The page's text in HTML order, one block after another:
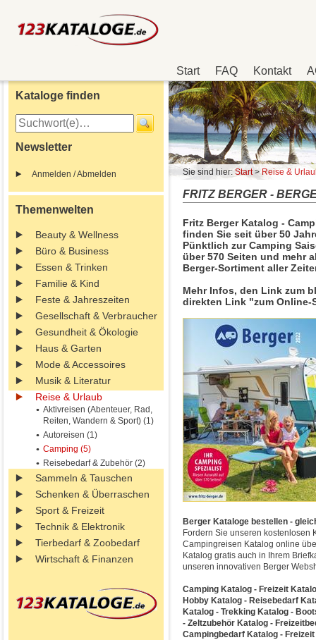
Start FAQ Kontakt
Kataloge finden
Newsletter
Anmelden / Abmelden
Themenwelten
Beauty & Wellness
Büro & Business
Essen & Trinken
Familie & Kind
Feste & Jahreszeiten
Gesellschaft & Verbraucher
Gesundheit & Ökologie
Haus & Garten
Mode & Accessoires
Musik & Literatur
Reise & Urlaub
Aktivreisen (Abenteuer, Rad,
Reiten, Wandern & Sport) (1)
Autoreisen (1)
Camping (5)
Reisebedarf & Zubehör (2)
Sammeln & Tauschen
Schenken & Überraschen
Sport & Freizeit
Technik & Elektronik
Tierbedarf & Zoobedarf
Wirtschaft & Finanzen
Sie sind hier: Start>Reise &
FRITZ BERGER -
Fritz Berger Katalog -
finden Sie seit über 50
Pünktlich zur Camping
über 570 Seiten und mehr
Berger-Sortiment aller
Mehr Infos, den Link zum
direkten Link "zum
Berger Kataloge bestellen -
Fordern Sie unseren kostenlosen
Campingreisen Katalog online
Katalog gratis auch in Ihrem
unseren innovativen Berger
Camping Katalog - Freizeit
Hobby Katalog - Reisebedarf
Katalog - Trekking Katalog -
- Zeltzubehör Katalog -
Campingbedarf Katalog -